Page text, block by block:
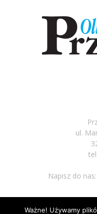
ul.
Napisz do nas:
Ważne! Używamy